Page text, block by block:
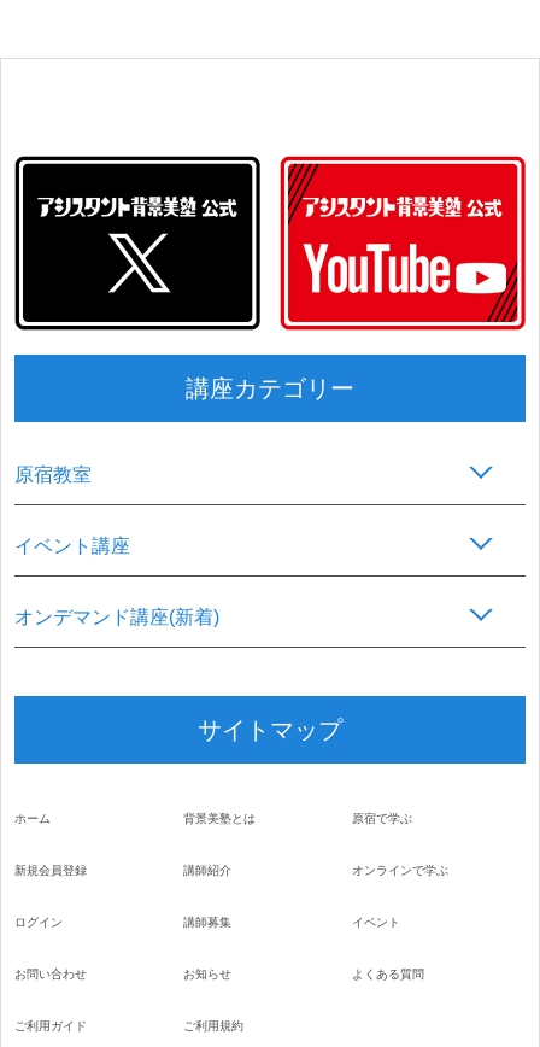
講座カテゴリー
原宿教室
イベント講座
オンデマンド講座(新着)
サイトマップ
ホーム
新規会員登録
ログイン
お問い合わせ
背景美塾とは
講師紹介
講師募集
お知らせ
原宿で学ぶ
オンラインで学ぶ
イベント
よくある質問
ご利用ガイド ご利用規約